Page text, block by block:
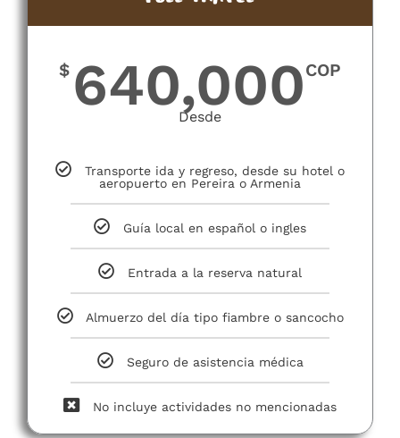
$ 640,000COP
Desde
Transporte ida y regreso, desde su hotel o
aeropuerto en Pereira o Armenia
Guía local en español o ingles
Entrada a la reserva natural
Almuerzo del día tipo fiambre o sancocho
Seguro de asistencia médica
No incluye actividades no mencionadas​